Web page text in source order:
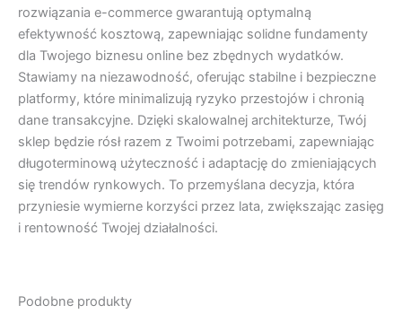
rozwiązania e-commerce gwarantują optymalną
efektywność kosztową, zapewniając solidne fundamenty
dla Twojego biznesu online bez zbędnych wydatków.
Stawiamy na niezawodność, oferując stabilne i bezpieczne
platformy, które minimalizują ryzyko przestojów i chronią
dane transakcyjne. Dzięki skalowalnej architekturze, Twój
sklep będzie rósł razem z Twoimi potrzebami, zapewniając
długoterminową użyteczność i adaptację do zmieniających
się trendów rynkowych. To przemyślana decyzja, która
przyniesie wymierne korzyści przez lata, zwiększając zasięg
i rentowność Twojej działalności.
Podobne produkty